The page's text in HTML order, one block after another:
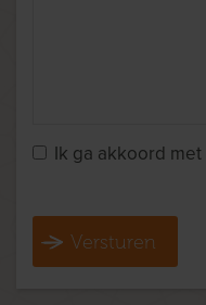
Ik ga akkoord met
Versturen